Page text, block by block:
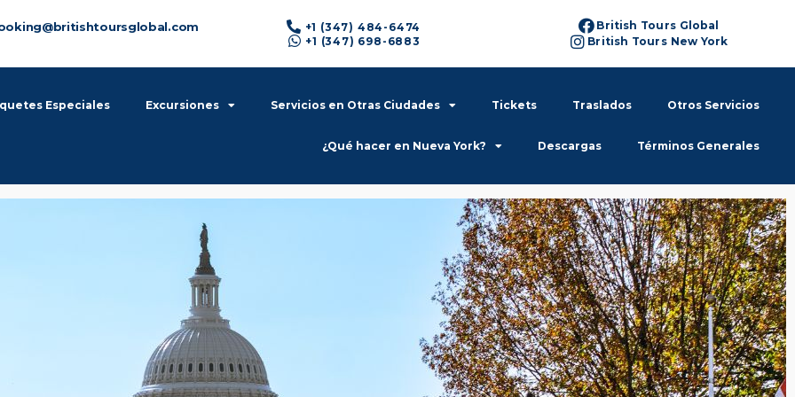
+1 (347) 484-6474
+1 (347) 698-6883
British Tours Global
British Tours New York
Especiales Excursiones Servicios en Otras Ciudades Tickets Traslados Otros Servicios
¿Qué hacer en Nueva York? Descargas Términos Generales